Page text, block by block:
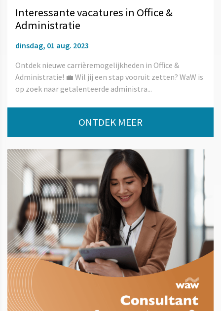
Interessante vacatures in Office &
Administratie
dinsdag, 01 aug. 2023
Ontdek nieuwe carrièremogelijkheden in Office &
Administratie! 💼 Wil jij een stap vooruit zetten? WaW is
op zoek naar getalenteerde administra...
ONTDEK MEER